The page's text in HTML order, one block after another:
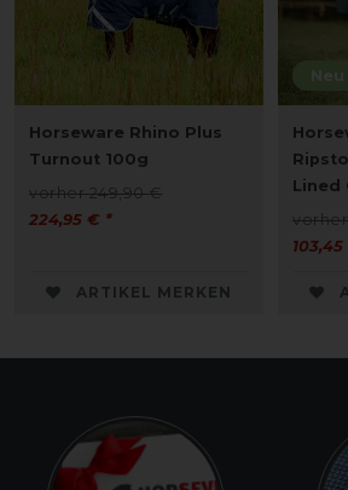
Horseware Rhino Plus
Turnout 100g
vorher 249,90 €
224,95 € *
ARTIKEL MERKEN
Neu
Lined
vorher